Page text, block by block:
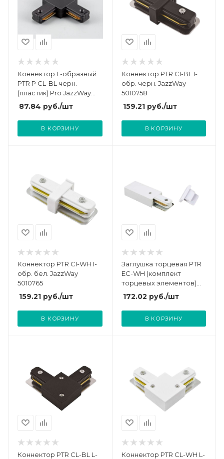
Коннектор L-образный
PTR P CL-BL черн.
(пластик) Pro JazzWay
5052116
87.84 руб./шт
В КОРЗИНУ
Коннектор PTR CI-BL I-
обр. черн. JazzWay
5010758
159.21руб./шт
В КОРЗИНУ
Коннектор PTR CI-WH I-
обр. бел. JazzWay
5010765
159.21 руб./шт
В КОРЗИНУ
Заглушка торцевая PTR
EC-WH (комплект
торцевых элементов)
бел. JazzWay 5010901
172.02 руб./шт
В КОРЗИНУ
Коннектор PTR CL-BL L-
Коннектор PTR CL-WH L-